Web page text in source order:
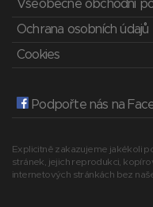
Všeobecné obchodní
Ochrana osobních údajů
Cookies
Podpořte nás na
Explicitně zakazujeme jakékoli
stránek, jejich reprodukci,
internetových stránkách bez